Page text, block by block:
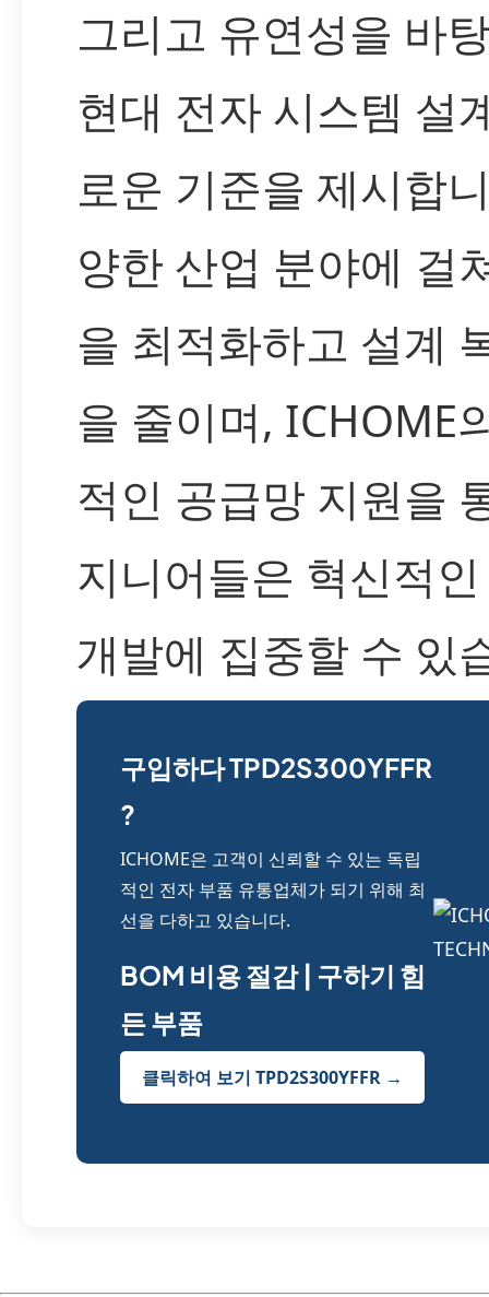
그리고 유연성을 바
현대 전자 시스템 설
로운 기준을 제시합
양한 산업 분야에 걸
을 최적화하고 설계
을 줄이며, ICHOME
적인 공급망 지원을
지니어들은 혁신적
개발에 집중할 수 있
구입하다 TPD2S300YFFR
?
ICHOME은 고객이 신뢰할 수 있는 독립
적인 전자 부품 유통업체가 되기 위해 최
선을 다하고 있습니다.
BOM 비용 절감 | 구하기 힘
든 부품
클릭하여 보기 TPD2S300YFFR →